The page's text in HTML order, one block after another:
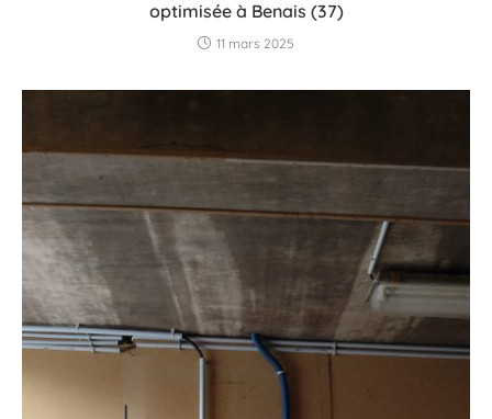
optimisée à Benais (37)
11 mars 2025